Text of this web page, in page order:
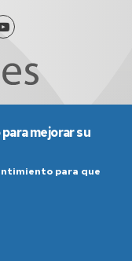
de uso
mejorar su
para que